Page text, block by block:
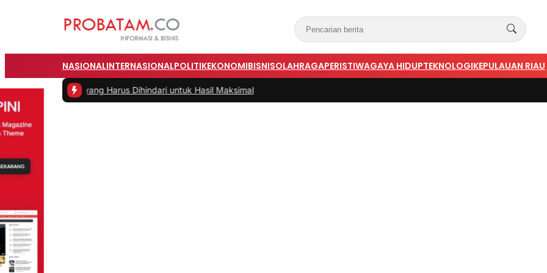
NASIONALINTERNASIONALPOLITIKEKONOMIBISNISOLAHRAGAPERISTIWAGAYA HIDUPTEKNOLOGIKEPULAUAN RIAU
Fitness yang Harus Dihindari untuk Hasil Maksimal